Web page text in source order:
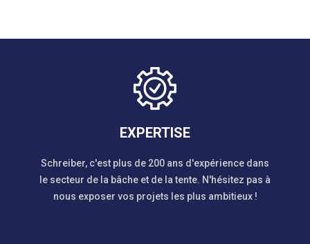
EXPERTISE
Schreiber, c'est plus de 200 ans d'expérience dans
le secteur de la bâche et de la tente. N'hésitez pas à
nous exposer vos projets les plus ambitieux !